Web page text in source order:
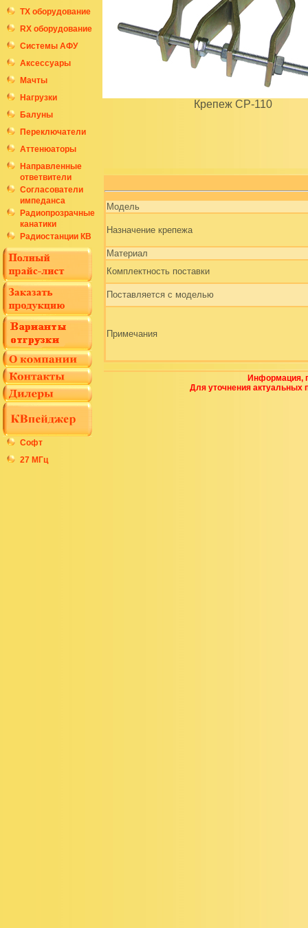
ТХ оборудование
RX оборудование
Системы АФУ
Аксессуары
Мачты
Нагрузки
Балуны
Переключатели
Аттенюаторы
Направленные
ответвители
Согласователи
импеданса
Радиопрозрачные
канатики
Радиостанции КВ
Софт
27 МГц
Крепеж CP-110
Модель
Назначение крепежа
Материал
Комплектность поставки
Поставляется с моделью
Примечания
Информация,
Для уточнения актуальных